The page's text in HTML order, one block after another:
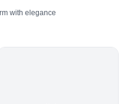
with elegance